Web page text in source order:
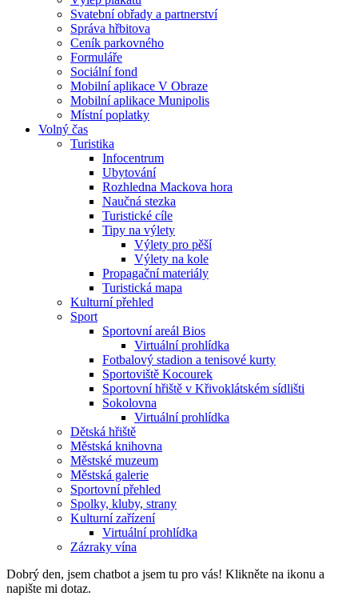
Svatební obřady a partnerství
Správa hřbitova
Ceník parkovného
Formuláře
Sociální fond
Mobilní aplikace V Obraze
Mobilní aplikace Munipolis
Místní poplatky
Volný čas
Turistika
Infocentrum
Ubytování
Rozhledna Mackova hora
Naučná stezka
Turistické cíle
Tipy na výlety
Výlety pro pěší
Výlety na kole
Propagační materiály
Turistická mapa
Kulturní přehled
Sport
Sportovní areál Bios
Virtuální prohlídka
Fotbalový stadion a tenisové kurty
Sportoviště Kocourek
Sportovní hřiště v Křivoklátském sídlišti
Sokolovna
Virtuální prohlídka
Dětská hřiště
Městská knihovna
Městské muzeum
Městská galerie
Sportovní přehled
Spolky, kluby, strany
Kulturní zařízení
Virtuální prohlídka
Zázraky vína
Dobrý den, jsem chatbot a jsem tu pro vás! Klikněte na ikonu a
napište mi dotaz.